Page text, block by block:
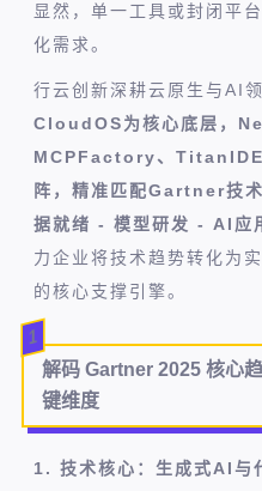
显然，单一工具或封闭平
化需求。
行云创新深耕云原生与AI
CloudOS为核心底层，
MCPFactory、TitanIDE
阵，精准匹配Gartner技
据就绪 - 模型研发 - AI应
力企业将技术趋势转化为
的核心支撑引擎。
1
解码 Gartner 2025 核心趋
键维度
1. 技术核心：生成式AI与